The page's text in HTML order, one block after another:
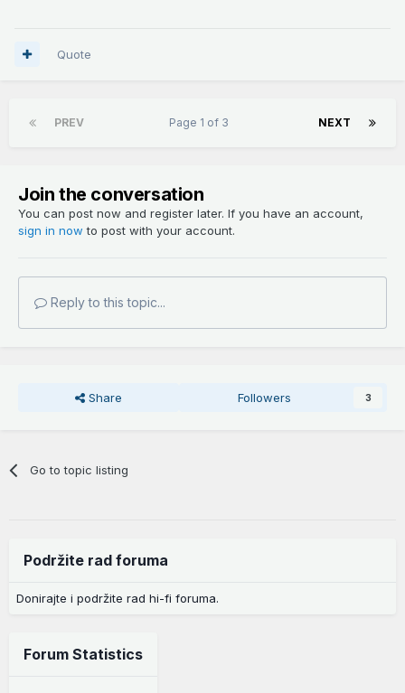
Quote
PREV NEXT
Page 1 of 3
Join the conversation
You can post now and register later. If you have an account,
sign in now to post with your account.
Reply to this topic...
Share Followers 3
Go to topic listing
Podržite rad foruma
Donirajte i podržite rad hi-fi foruma.
Forum Statistics